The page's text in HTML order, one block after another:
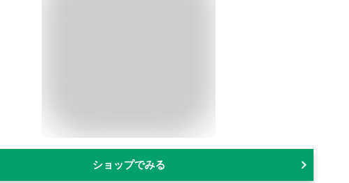
ショップでみる